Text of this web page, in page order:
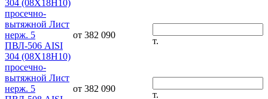
304 (08Х18Н10)
просечно-
вытяжной Лист
нерж. 5
ПВЛ-506 AISI
304 (08Х18Н10)
от 382 090
т.
просечно-
вытяжной Лист
нерж. 5
от 382 090
т.